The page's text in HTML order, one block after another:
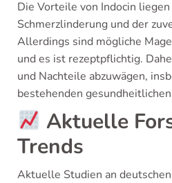
Die Vorteile von Indocin
Schmerzlinderung und der
Allerdings sind mögliche
und es ist rezeptpflichtig.
und Nachteile abzuwägen,
bestehenden
Aktuelle
Trends
Aktuelle Studien an